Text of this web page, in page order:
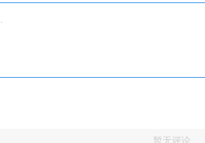
暂无评论